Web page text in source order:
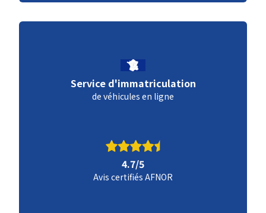
Service d'immatriculation
de véhicules en ligne
4.7/5
Avis certifiés AFNOR